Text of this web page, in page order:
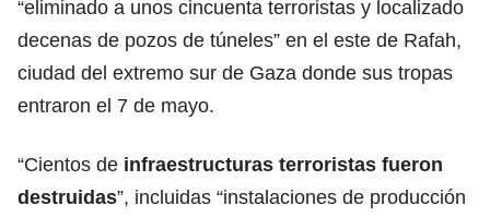
“eliminado a unos cincuenta terroristas y localizado
decenas de pozos de túneles” en el este de Rafah,
ciudad del extremo sur de Gaza donde sus tropas
entraron el 7 de mayo.
“Cientos de infraestructuras terroristas fueron
destruidas”, incluidas “instalaciones de producción